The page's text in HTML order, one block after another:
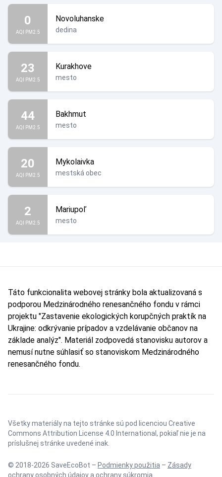
0
AQI PM2.5
Novoluhanske
dedina
23
AQI PM2.5
Kurakhove
mesto
44
AQI PM2.5
Bakhmut
mesto
20
AQI PM2.5
Mykolaivka
mestská obec
2
AQI PM2.5
Mariupoľ
mesto
Táto funkcionalita webovej stránky bola aktualizovaná s
podporou Medzinárodného renesančného fondu v rámci
projektu "Zastavenie ekologických korupčných praktík na
Ukrajine: odkrývanie prípadov a vzdelávanie občanov na
základe analýz". Materiál zodpovedá stanovisku autorov a
nemusí nutne súhlasiť so stanoviskom Medzinárodného
renesančného fondu.
Všetky materiály na tejto stránke sú pod licenciou Creative
Commons Attribution License 4.0 International , pokiaľ nie je na
príslušnej stránke uvedené inak.
© 2018-2026 SaveEcoBot – Podmienky použitia – Zásady
ochrany osobných údajov a ochrany súkromia